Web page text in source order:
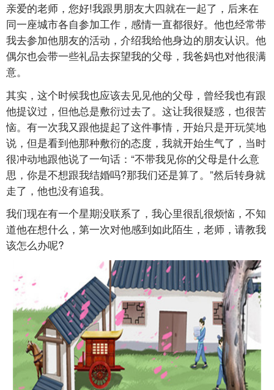
亲爱的老师，您好!我跟男朋友大四就在一起了，后来在
同一座城市各自参加工作，感情一直都很好。他也经常带
我去参加他朋友的活动，介绍我给他身边的朋友认识。他
偶尔也会带一些礼品去探望我的父母，我爸妈也对他很满
意。
其实，这个时候我也应该去见见他的父母，曾经我也有跟
他提议过，但他总是敷衍过去了。这让我很疑惑，也很苦
恼。有一次我又跟他提起了这件事情，开始只是开玩笑地
说，但是看到他那种敷衍的态度，我就开始生气了，当时
很冲动地跟他说了一句话：“不带我见你的父母是什么意
思，你是不想跟我结婚吗?那我们还是算了。”然后转身就
走了，他也没有追我。
我们现在有一个星期没联系了，我心里很乱很烦恼，不知
道他在想什么，第一次对他感到如此陌生，老师，请教我
该怎么办呢?